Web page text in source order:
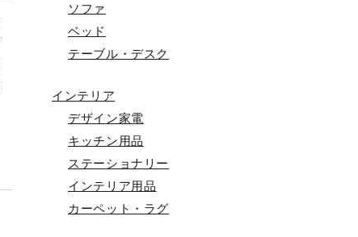
ソファ
ベッド
テーブル・デスク
インテリア
デザイン家電
キッチン用品
ステーショナリー
インテリア用品
カーペット・ラグ